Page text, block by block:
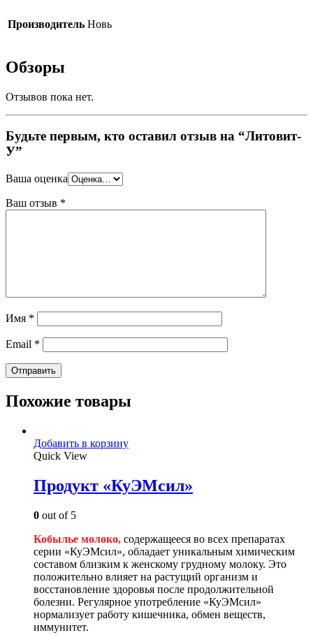
Производитель Новь
Обзоры
Отзывов пока нет.
Будьте первым, кто оставил отзыв на “Литовит-
У”
Ваша оценка
Ваш отзыв *
Имя *
Email *
Похожие товары
Добавить в корзину
Quick View
Продукт «КуЭМсил»
0 out of 5
Кобылье молоко, содержащееся во всех препаратах
серии «КуЭМсил», обладает уникальным химическим
составом близким к женскому грудному молоку. Это
положительно влияет на растущий организм и
восстановление здоровья после продолжительной
болезни. Регулярное употребление «КуЭМсил»
нормализует работу кишечника, обмен веществ,
иммунитет.